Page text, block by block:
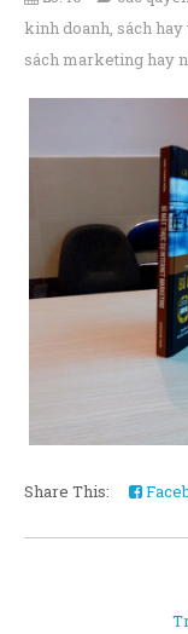
kinh doanh, sách
sách marketing hay
Share This: